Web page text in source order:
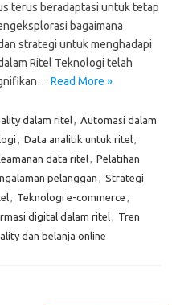
terus beradaptasi untuk tetap
bagaimana
strategi untuk menghadapi
Ritel Teknologi telah
Read More »
dalam ritel, Automasi dalam
, Data analitik untuk ritel,
data ritel, Pelatihan
pelanggan , Strategi
, Teknologi e-commerce ,
digital dalam ritel, Tren
dan belanja online